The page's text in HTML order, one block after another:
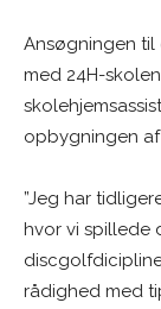
Ansøgningen
med 24H-
opbygningen
”Jeg har
hvor vi spillede
rådighed med